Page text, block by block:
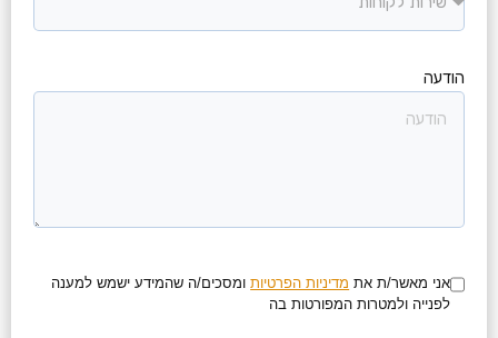
הודעה
אני מאשר/ת את מדיניות הפרטיותומסכים/ה שהמידע ישמש למענה
לפנייה ולמטרות המפורטות בה